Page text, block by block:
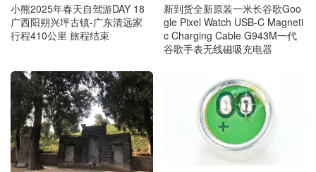
小熊2025年春天自驾游DAY 18
广西阳朔兴坪古镇-广东清远家
行程410公里 旅程结束
新到货全新原装一米长谷歌Goo
gle Pixel Watch USB-C Magneti
c Charging Cable G943M一代
谷歌手表无线磁吸充电器